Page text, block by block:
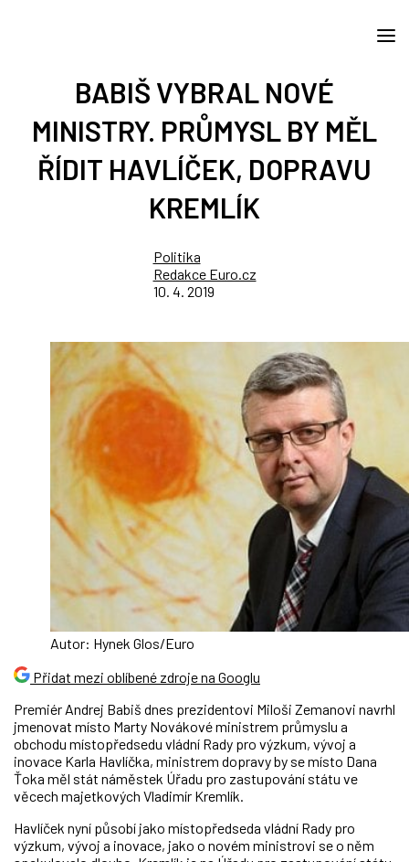
BABIŠ VYBRAL NOVÉ
MINISTRY. PRŮMYSL BY MĚL
ŘÍDIT HAVLÍČEK, DOPRAVU
KREMLÍK
Politika
Redakce Euro.cz
10. 4. 2019
Autor: Hynek Glos/Euro
Přidat mezi oblíbené zdroje na Googlu
Premiér Andrej Babiš dnes prezidentovi Miloši Zemanovi navrhl
jmenovat místo Marty Novákové ministrem průmyslu a
obchodu místopředsedu vládní Rady pro výzkum, vývoj a
inovace Karla Havlíčka, ministrem dopravy by se místo Dana
Ťoka měl stát náměstek Úřadu pro zastupování státu ve
věcech majetkových Vladimír Kremlík.
Havlíček nyní působí jako místopředseda vládní Rady pro
výzkum, vývoj a inovace, jako o novém ministrovi se o něm